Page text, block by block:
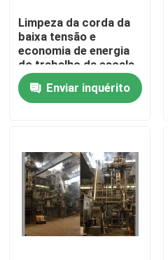
Casa
Sobre nós
Excursão da fábrica
Limpeza da corda da
baixa tensão e
economia de energia
do trabalho da escala
do descoramento
garantia de 1 ano
Enviar inquérito